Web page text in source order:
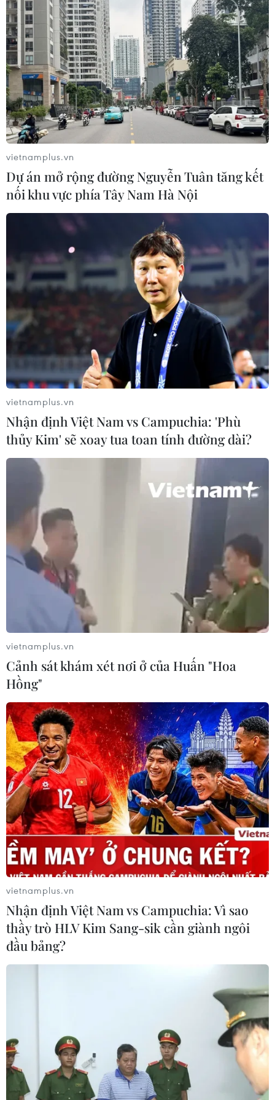
TIN CÙNG CHUYÊN MỤC
Buổi hòa nhạc kéo dài 639 năm vừa
Dự thảo Luật Kiến trúc: Bổ sung quy
định nhận diện bản sắc văn hóa dân
tộc
06/08/2026 11:29
vietnamplus.vn
Dự án mở rộng đường Nguyễn Tuân tăng kết
nối khu vực phía Tây Nam Hà Nội
vietnamplus.vn
Nhận định Việt Nam vs Campuchia: 'Phù
thủy Kim' sẽ xoay tua toan tính đường dài?
vietnamplus.vn
Cảnh sát khám xét nơi ở của Huấn "Hoa
Hồng"
vietnamplus.vn
Nhận định Việt Nam vs Campuchia: Vì sao
thầy trò HLV Kim Sang-sik cần giành ngôi
đầu bảng?